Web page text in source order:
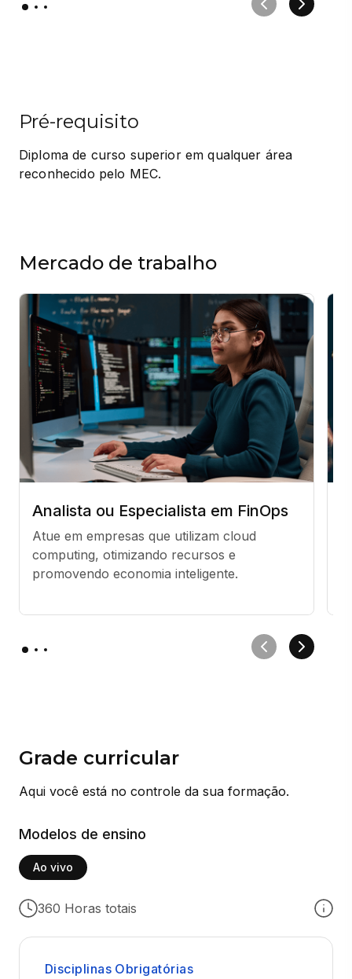
Pré-requisito
Diploma de curso superior em qualquer área
reconhecido pelo MEC.
Mercado de trabalho
Analista ou Especialista em FinOps
Atue em empresas que utilizam cloud
computing, otimizando recursos e
promovendo economia inteligente.
Grade curricular
Aqui você está no controle da sua formação.
Modelos de ensino
Ao vivo
360 Horas totais
Disciplinas Obrigatórias